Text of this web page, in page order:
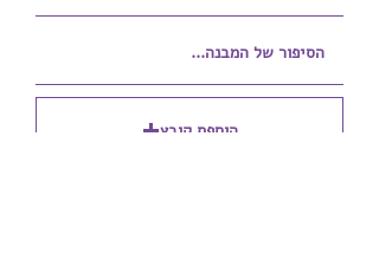
הוספת קובץ